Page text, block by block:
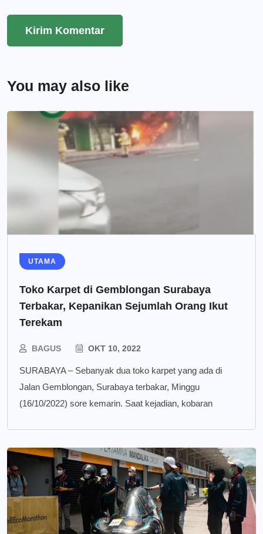
You may also like
UTAMA
Toko Karpet di Gemblongan Surabaya
Terbakar, Kepanikan Sejumlah Orang Ikut
Terekam
BAGUS OKT 10, 2022
SURABAYA – Sebanyak dua toko karpet yang ada di
Jalan Gemblongan, Surabaya terbakar, Minggu
(16/10/2022) sore kemarin. Saat kejadian, kobaran